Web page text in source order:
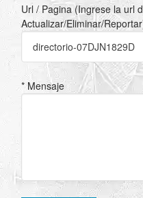
Url / Pagina (Ingrese la url
Actualizar/Eliminar/
* Mensaje